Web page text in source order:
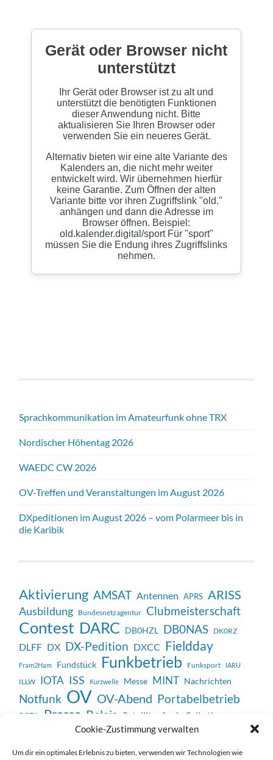
Cookie-Zustimmung verwalten
Um dir ein optimales Erlebnis zu bieten, verwenden wir Technologien wie
Sprachkommunikation im Amateurfunk ohne TRX
Nordischer Höhentag 2026
WAEDC CW 2026
OV-Treffen und Veranstaltungen im August 2026
DXpeditionen im August 2026 – vom Polarmeer bis in
die Karibik
Aktivierung AMSAT Antennen APRS ARISS
Ausbildung Bundesnetzagentur Clubmeisterschaft
Contest DARC DB0HZL DB0NAS DK0RZ
DLFF DX DX-Pedition DXCC Fieldday
Fram2Ham Fundstück Funkbetrieb Funksport IARU
ILLW IOTA ISS Kurzwelle Messe MINT Nachrichten
Notfunk OV OV-Abend Portabelbetrieb
POTA Presse Relais Satellitenfunk Selbstbau
Technik Unterhaltung Veranstaltung